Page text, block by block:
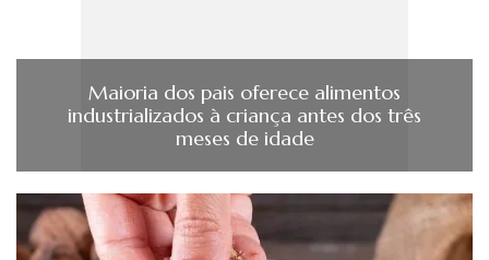
Maioria dos pais oferece alimentos
industrializados à criança antes dos três
meses de idade